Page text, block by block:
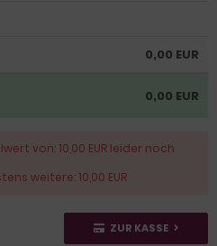
0,00 EUR
0,00 EUR
von: 10,00 EUR leider noch
weitere: 10,00 EUR
ZUR KASSE